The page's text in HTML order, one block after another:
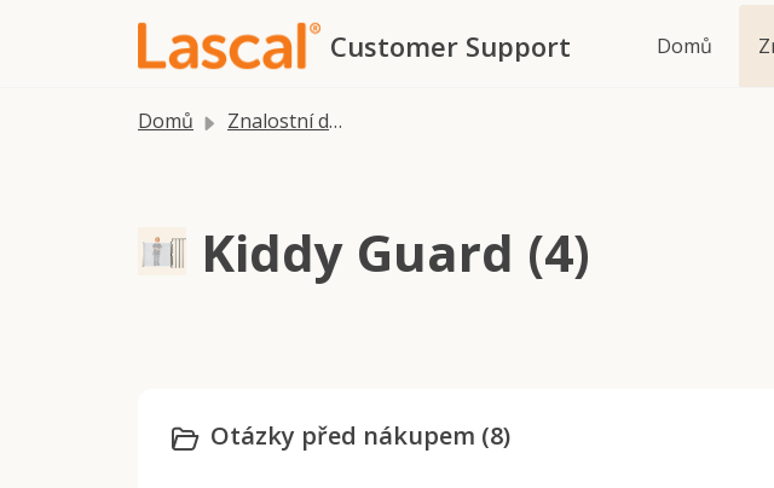
Customer Support Domů
Domů Znalostní databáze
Kiddy Guard (4)
Otázky před nákupem (8)